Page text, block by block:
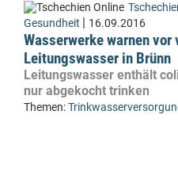
Gesundheit | 16.09.2016
Wasserwerke warnen
Leitungswasser in Brünn
Leitungswasser enthält
nur abgekocht trinken
Themen: